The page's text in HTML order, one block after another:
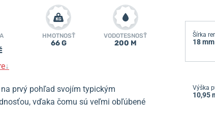
HMOTNOSŤ
66 G
VODOTESNOSŤ
200 M
↓
prvý pohľad svojím typickým
vďaka čomu sú veľmi obľúbené
Šírka
18 mm
Výška
10,95